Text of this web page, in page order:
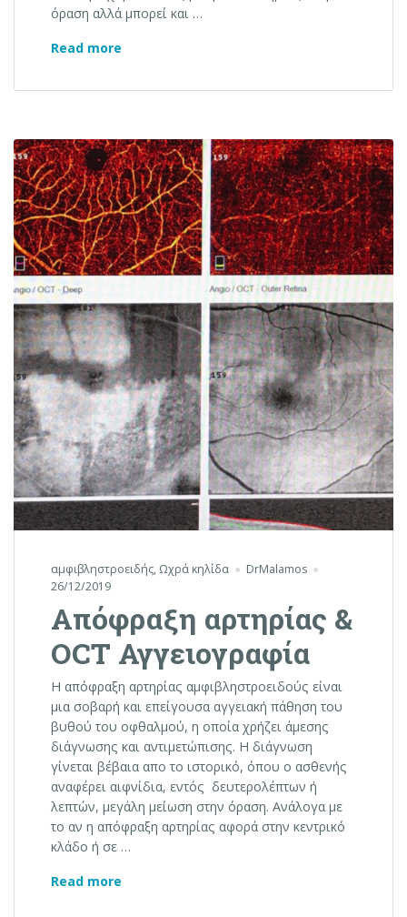
όραση αλλά μπορεί και …
Read more
αμφιβληστροειδής,Ωχρά κηλίδα
DrMalamos
26/12/2019
Απόφραξη αρτηρίας &
OCT Αγγειογραφία
Η απόφραξη αρτηρίας αμφιβληστροειδούς είναι
μια σοβαρή και επείγουσα αγγειακή πάθηση του
βυθού του οφθαλμού, η οποία χρήζει άμεσης
διάγνωσης και αντιμετώπισης. Η διάγνωση
γίνεται βέβαια απο το ιστορικό, όπου ο ασθενής
αναφέρει αιφνίδια, εντός δευτερολέπτων ή
λεπτών, μεγάλη μείωση στην όραση. Ανάλογα με
το αν η απόφραξη αρτηρίας αφορά στην κεντρικό
κλάδο ή σε …
Read more